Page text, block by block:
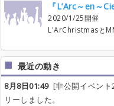
『L’Arc～en～
2020/1/25開催
L'ArChristmasとMMXX演奏曲中心にセトリを組んで、ドエルと盛り上がろうという企画です。カラオケとは一味違う生演奏の迫力で歌ってみませんか！楽器隊固定のヴォーカル参加型イベントです。初心者、お一人様、大歓迎です。 ＞＞＞＞＞＞＞＞＞＞＞＞＞＞ ＜イベント詳細＞ 日にち：１月25日（土） 時間：１２時００分～１７時００分 （ヴォーカル参加者および見学参加者の集合、受付時間は開催３０分前の１１時３０分からとなります。 １１:００～ 楽器隊セッティング・リハ １１:３０～ Vo.参加者受付 １２:００～ セッション開始 １６:３０ セッション終了 １７：００ 撤収 １７:３０～ 虹会（うちあげ） 場所：野方スタジオNOAH E1stスタジオ ｱｸｾｽ https://www.studionoah.jp/nogata/
最近の動き
8月8日01:49[非公開イベント
リーしました。